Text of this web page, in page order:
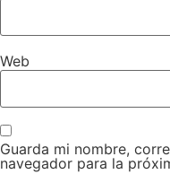
Web
Guarda mi nombre,
navegador para la